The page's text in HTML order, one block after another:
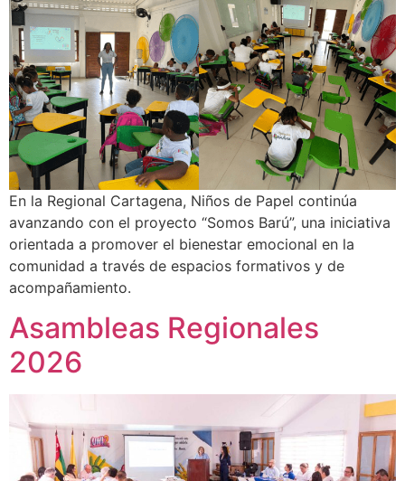
En la Regional Cartagena, Niños de Papel continúa
avanzando con el proyecto “Somos Barú”, una iniciativa
orientada a promover el bienestar emocional en la
comunidad a través de espacios formativos y de
acompañamiento.
Asambleas Regionales
2026